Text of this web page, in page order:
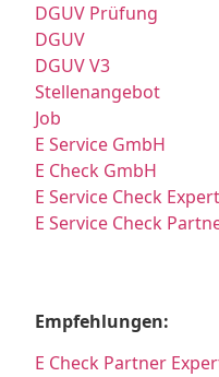
DGUV Prüfung
DGUV
DGUV V3
Stellenangebot
Job
E Service GmbH
E Check GmbH
E Service Check Expert
E Service Check
Empfehlungen:
E Check Partner